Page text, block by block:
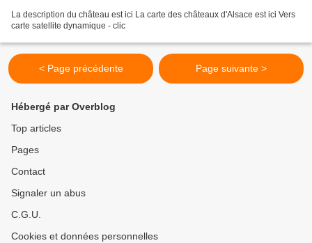
La description du château est ici La carte des châteaux d'Alsace est ici Vers
carte satellite dynamique - clic
< Page précédente Page suivante >
Hébergé par Overblog
Top articles
Pages
Contact
Signaler un abus
C.G.U.
Cookies et données personnelles